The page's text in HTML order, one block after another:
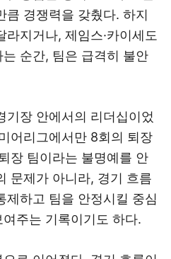
큼 경쟁력을 갖췄다. 하지
지거나, 제임스·카이세도
순간, 팀은 급격히 불안
기장 안에서의 리더십이었
어리그에서만 8회의 퇴장
장 팀이라는 불명예를 안
문제가 아니라, 경기 흐름
제하고 팀을 안정시킬 중심
주는 기록이기도 하다.